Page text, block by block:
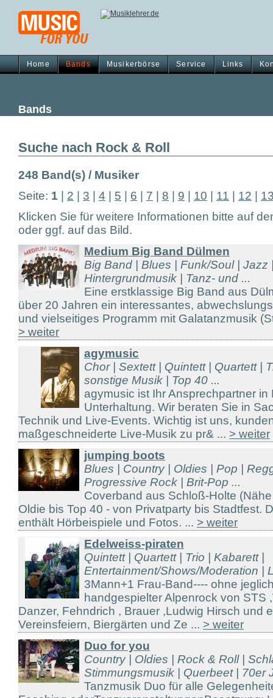
Home Bands Musikerbörse Service Links
Bands
Suche nach Rock & Roll
248 Band(s) / Musiker
Seite: 1 2 3 4 5 6 7 8 9 10 11 12
Klicken Sie für weitere Informationen bitte auf
oder ggf. auf das Bild.
Medium Big Band Dülmen
Big Band | Blues | Funk/Soul | Jazz
Hintergrundmusik | Tanz- und ...
Eine erstklassige Big Band aus
über 20 Jahren ein interessantes,
und vielseitiges Programm mit Galatanzmusik
> weiter
agymusic
Chor | Sextett | Quintett | Quartett |
sonstige Musik | Top 40 ...
agymusic ist Ihr Ansprechpartner
Unterhaltung. Wir beraten Sie in
Technik und Live-Events. Wichtig ist uns,
maßgeschneiderte Live-Musik zu pr& ... > weiter
jumping boots
Blues | Country | Oldies | Pop |
Progressive Rock | Brit-Pop ...
Coverband aus Schloß-Holte
Oldie bis Top 40 - von Privatparty bis Stadtfest.
enthält Hörbeispiele und Fotos. ... > weiter
Edelweiss-piraten
Quintett | Quartett | Trio | Kabarett |
Entertainment/Shows/Moderation |
3Mann+1 Frau-Band---- ohne
handgespielter Alpenrock von STS
Danzer, Fehndrich , Brauer ,Ludwig Hirsch und
Vereinsfeiern, Biergärten und Ze ... > weiter
Duo for you
Country | Oldies | Rock & Roll |
Stimmungsmusik | Querbeet | 70er
Tanzmusik Duo für alle